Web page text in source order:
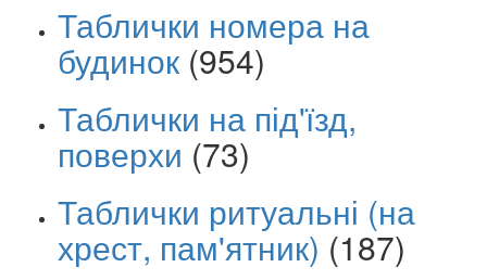
Таблички номера на
будинок (954)
Таблички на під'їзд,
поверхи (73)
Таблички ритуальні (на
хрест, пам'ятник) (187)